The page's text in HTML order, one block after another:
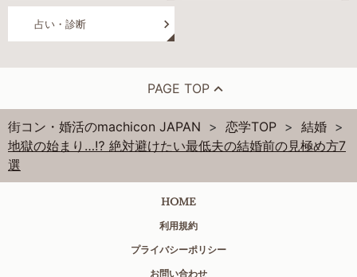
占い・診断
PAGE TOP
街コン・婚活のmachicon JAPAN 恋学TOP
結婚
地獄の始まり…⁉ 絶対避けたい最低夫の結婚前の見極め方7
選
HOME
利用規約
プライバシーポリシー
お問い合わせ